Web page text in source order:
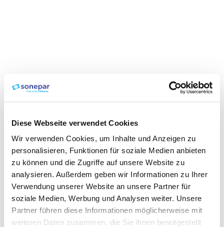
Diese Webseite verwendet Cookies
Wir verwenden Cookies, um Inhalte und Anzeigen zu
personalisieren, Funktionen für soziale Medien anbieten
zu können und die Zugriffe auf unsere Website zu
analysieren. Außerdem geben wir Informationen zu Ihrer
Verwendung unserer Website an unsere Partner für
soziale Medien, Werbung und Analysen weiter. Unsere
Partner führen diese Informationen möglicherweise mit
weiteren Daten zusammen, die Sie ihnen bereitgestellt